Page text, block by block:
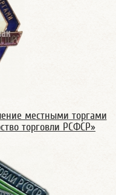
местными торгами
торговли РСФСР»